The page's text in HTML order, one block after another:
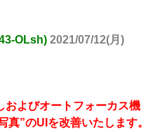
OLsh) 2021/07/12(月)
およびオートフォーカス機
真”のUIを改善いたします。